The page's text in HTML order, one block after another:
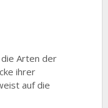
Arten der
ihrer
auf die